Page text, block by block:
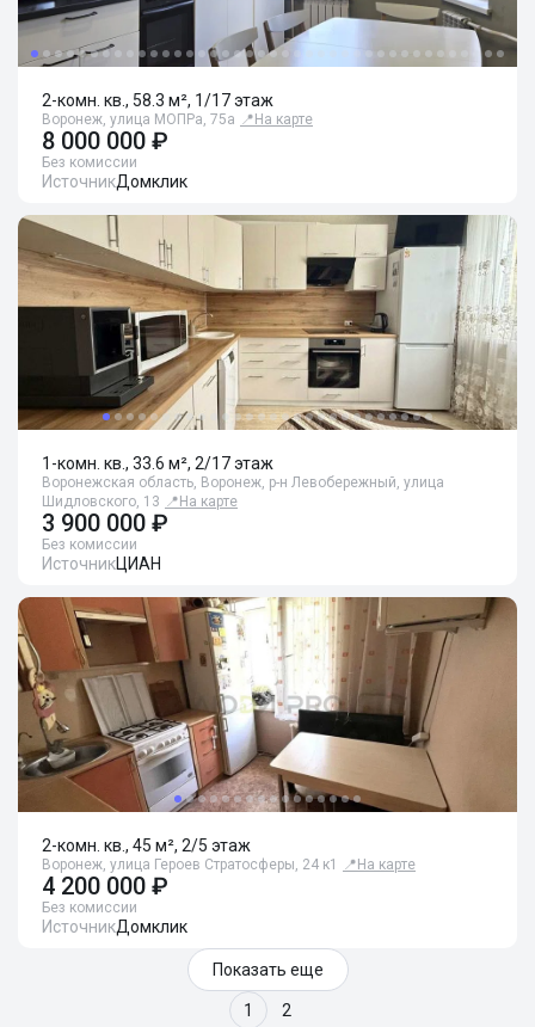
2-комн. кв., 58.3 м², 1/17 этаж
Воронеж, улица МОПРа, 75а 📍 На карте
8 000 000 ₽
Без комиссии
ИсточникДомклик
1-комн. кв., 33.6 м², 2/17 этаж
Воронежская область, Воронеж, р-н Левобережный, улица
Шидловского, 13 📍 На карте
3 900 000 ₽
Без комиссии
ИсточникЦИАН
2-комн. кв., 45 м², 2/5 этаж
Воронеж, улица Героев Стратосферы, 24 к1 📍 На карте
4 200 000 ₽
Без комиссии
ИсточникДомклик
Показать еще
1 2